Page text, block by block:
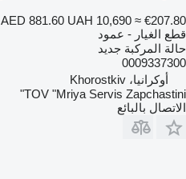
AED 881.60 UAH 10,690 ≈ €207.80
قطع الغيار - عمود
حالة المركبة جديد
0009337300
أوكرانيا، Khorostkiv
TOV "Mriya Servis Zapchastini"
الاتصال بالبائع